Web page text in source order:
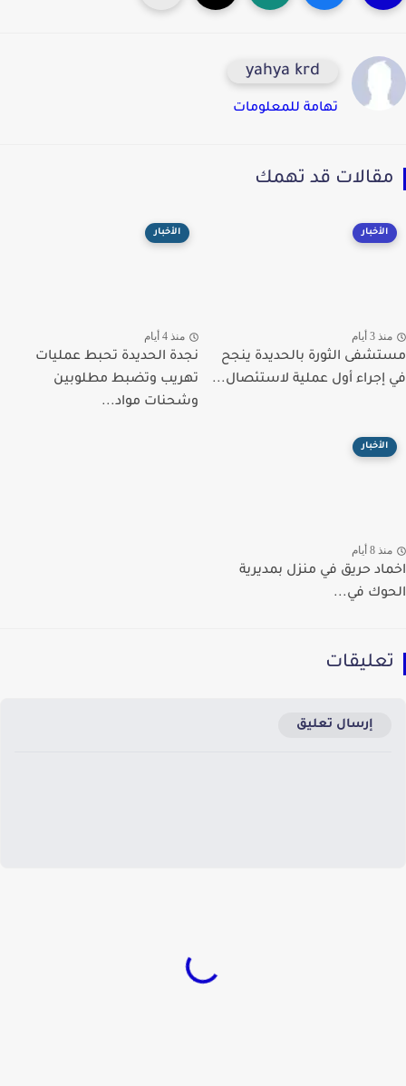
yahya krd
تهامة للمعلومات
قد تهمك
الأخبار
3 أيام
الثورة بالحديدة ينجح
أول عملية لاستئصال...
الأخبار
منذ 4 أيام
نجدة الحديدة تحبط عمليات
تهريب وتضبط مطلوبين
وشحنات مواد...
الأخبار
8 أيام
حريق في منزل بمديرية
في...
إرسال تعليق